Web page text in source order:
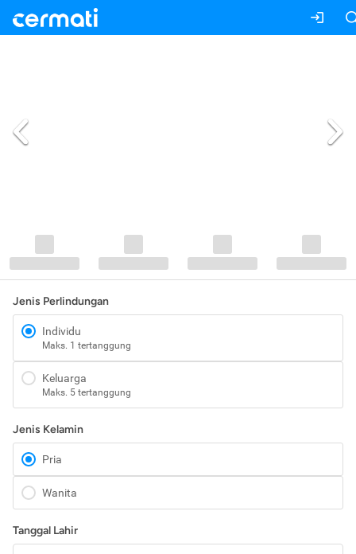
Jenis Perlindungan
Individu
Maks. 1 tertanggung
Keluarga
Maks. 5 tertanggung
Jenis Kelamin
Pria
Wanita
Tanggal Lahir